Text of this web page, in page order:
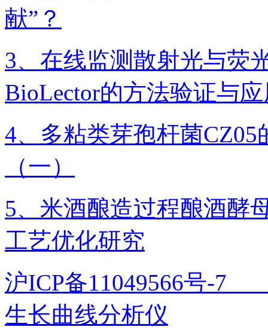
献”？
3、在线监测散射光与荧
BioLector的方法验证与
4、多粘类芽孢杆菌
（一）
5、米酒酿造过程酿酒酵
工艺优化研究
沪ICP备11049566号
生长曲线分析仪